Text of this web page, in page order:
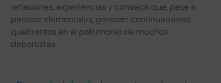
reflexiones, experiencias y consejos que, pese a
parecer elementales, generan continuamente
quebrantos en el patrimonio de muchos
deportistas.